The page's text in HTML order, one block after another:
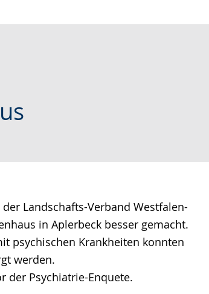
der Landschafts-Verband Westfalen-
in Aplerbeck besser gemacht.
psychischen Krankheiten konnten
werden.
der Psychiatrie-Enquete.